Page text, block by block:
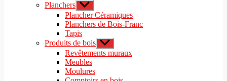
Planchers Afficher
le
sous-
menu
Plancher Céramiques
Planchers de Bois-Franc
Tapis
Produits de bois Afficher
le
sous-
Revêtements muraux
Meubles
Moulures